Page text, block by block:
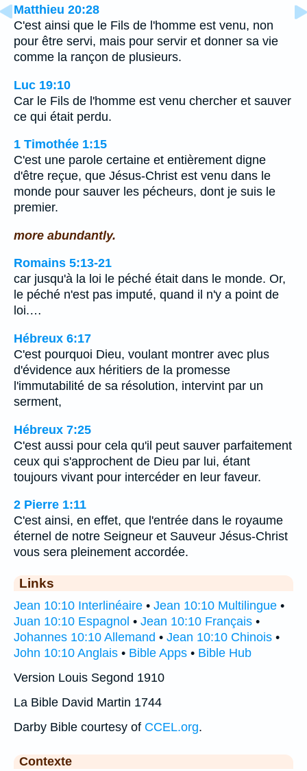
Matthieu 20:28
C'est ainsi que le Fils de l'homme est venu, non
pour être servi, mais pour servir et donner sa vie
comme la rançon de plusieurs.
Luc 19:10
Car le Fils de l'homme est venu chercher et sauver
ce qui était perdu.
1 Timothée 1:15
C'est une parole certaine et entièrement digne
d'être reçue, que Jésus-Christ est venu dans le
monde pour sauver les pécheurs, dont je suis le
premier.
more abundantly.
Romains 5:13-21
car jusqu'à la loi le péché était dans le monde. Or,
le péché n'est pas imputé, quand il n'y a point de
loi.…
Hébreux 6:17
C'est pourquoi Dieu, voulant montrer avec plus
d'évidence aux héritiers de la promesse
l'immutabilité de sa résolution, intervint par un
serment,
Hébreux 7:25
C'est aussi pour cela qu'il peut sauver parfaitement
ceux qui s'approchent de Dieu par lui, étant
toujours vivant pour intercéder en leur faveur.
2 Pierre 1:11
C'est ainsi, en effet, que l'entrée dans le royaume
éternel de notre Seigneur et Sauveur Jésus-Christ
vous sera pleinement accordée.
Links
Jean 10:10 Interlinéaire • Jean 10:10 Multilingue •
Juan 10:10 Espagnol • Jean 10:10 Français •
Johannes 10:10 Allemand • Jean 10:10 Chinois •
John 10:10 Anglais • Bible Apps • Bible Hub
Version Louis Segond 1910
La Bible David Martin 1744
Darby Bible courtesy of CCEL.org.
Contexte